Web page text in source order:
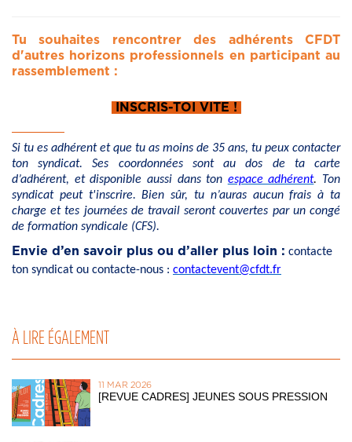
Tu souhaites rencontrer des adhérents CFDT
d'autres horizons professionnels en participant au
rassemblement :
INSCRIS-TOI VITE !
Si tu es adhérent et que tu as moins de 35 ans, tu peux contacter
ton syndicat. Ses coordonnées sont au dos de ta carte
d’adhérent, et disponible aussi dans ton espace adhérent. Ton
syndicat peut t'inscrire. Bien sûr, tu n’auras aucun frais à ta
charge et tes journées de travail seront couvertes par un congé
de formation syndicale (CFS).
Envie d’en savoir plus ou d’aller plus loin : contacte
ton syndicat ou contacte-nous : contactevent@cfdt.fr
À LIRE ÉGALEMENT
11 MAR 2026
[REVUE CADRES] JEUNES SOUS PRESSION